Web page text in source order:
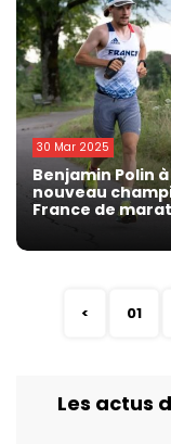
30 Mar 2025
Benjamin Polin à
nouveau
France de
< 01
Les actus